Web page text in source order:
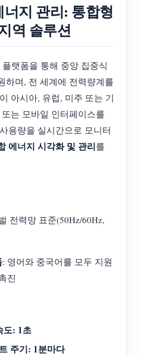
지 관리: 통합형
역 솔루션
랫폼을 통해 중앙 집중식
하며, 전 세계에 전력량계를
아시아, 유럽, 미주 또는 기
는 모바일 인터페이스를
용량을 실시간으로 모니터
에너지 시각화 및 관리를
전력망 표준(50Hz/60Hz,
: 영어와 중국어를 모두 지원
진
도: 1초
주기: 1분마다